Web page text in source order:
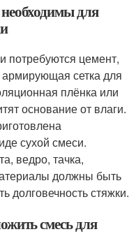
для
потребуются цемент,
сетка для
плёнка или
основание от влаги.
сухой смеси.
ведро, тачка,
должны быть
долговечность стяжки.
смесь для